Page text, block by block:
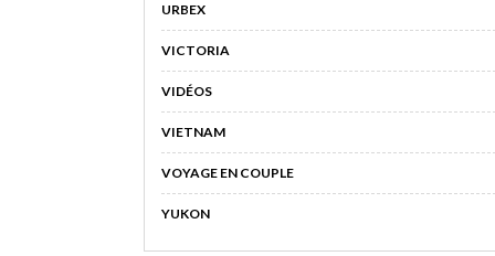
URBEX
VICTORIA
VIDÉOS
VIETNAM
VOYAGE EN COUPLE
YUKON